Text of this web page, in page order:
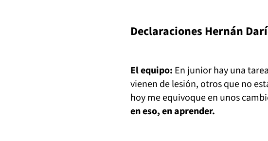
Declaraciones Hernán
El equipo: En junior hay una
vienen de lesión, otros que no
hoy me equivoque en unos
en eso, en aprender.